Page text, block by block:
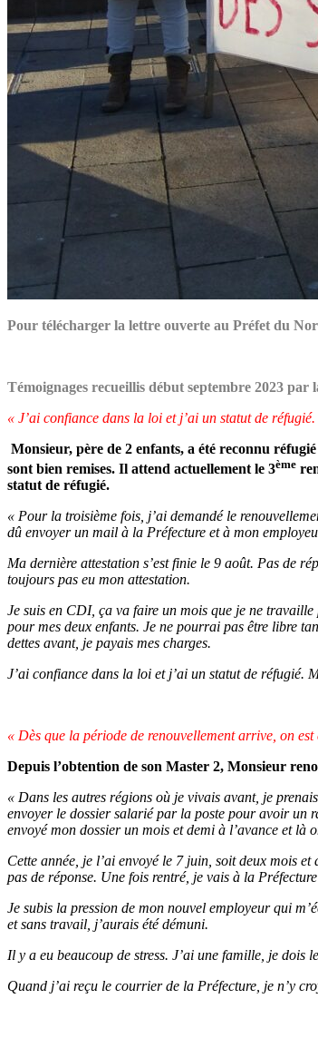
Pour télécharger la lettre ouverte au Préfet du
Témoignages recueillis début septembre 2023 par
« J’ai confiance dans la loi et j’ai un statut de
Monsieur, père de 2 enfants, a été reconnu
sont bien remises. Il attend actuellement le 3ème
statut de réfugié.
« Pour la troisième fois, j’ai demandé le
dû envoyer un mail à la Préfecture et à mon
Ma dernière attestation s’est finie le 9 août. Pas de
toujours pas eu mon attestation.
Je suis en CDI, ça va faire un mois que je ne travaille
pour mes deux enfants. Je ne pourrai pas être libre
dettes avant, je payais mes charges.
J’ai confiance dans la loi et j’ai un statut de réfugié.
« Dès que la période de renouvellement arrive, on
Depuis l’obtention de son Master 2, Monsieur
« Dans les autres régions où je vivais avant, je
envoyer le dossier salarié par la poste pour avoir un
envoyé mon dossier un mois et demi à l’avance et
Cette année, je l’ai envoyé le 7 juin, soit deux mois
pas de réponse. Une fois rentré, je vais à la
Je subis la pression de mon nouvel employeur qui
et sans travail, j’aurais été démuni.
Il y a eu beaucoup de stress. J’ai une famille, je dois
Quand j’ai reçu le courrier de la Préfecture, je n’y